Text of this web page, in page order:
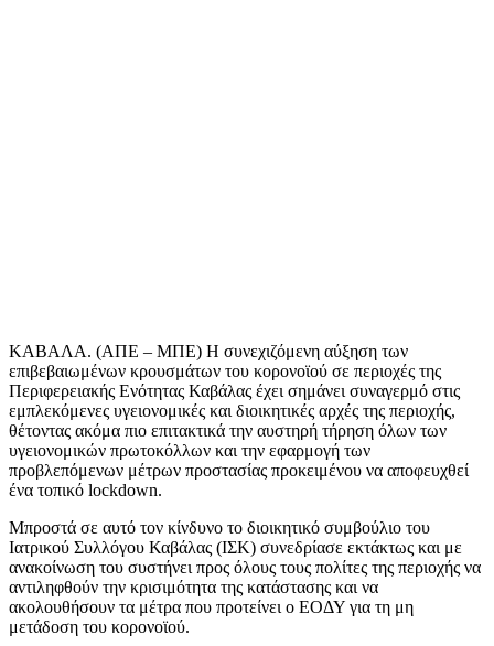
ΚΑΒΑΛΑ. (ΑΠΕ – ΜΠΕ) Η συνεχιζόμενη αύξηση των
επιβεβαιωμένων κρουσμάτων του κορονοϊού σε περιοχές της
Περιφερειακής Ενότητας Καβάλας έχει σημάνει συναγερμό στις
εμπλεκόμενες υγειονομικές και διοικητικές αρχές της περιοχής,
θέτοντας ακόμα πιο επιτακτικά την αυστηρή τήρηση όλων των
υγειονομικών πρωτοκόλλων και την εφαρμογή των
προβλεπόμενων μέτρων προστασίας προκειμένου να αποφευχθεί
ένα τοπικό lockdown.
Μπροστά σε αυτό τον κίνδυνο το διοικητικό συμβούλιο του
Ιατρικού Συλλόγου Καβάλας (ΙΣΚ) συνεδρίασε εκτάκτως και με
ανακοίνωση του συστήνει προς όλους τους πολίτες της περιοχής να
αντιληφθούν την κρισιμότητα της κατάστασης και να
ακολουθήσουν τα μέτρα που προτείνει ο ΕΟΔΥ για τη μη
μετάδοση του κορονοϊού.